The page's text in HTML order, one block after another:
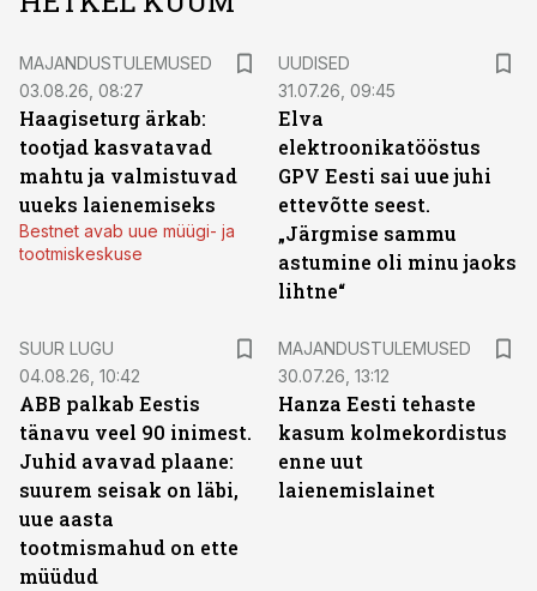
MAJANDUSTULEMUSED
03.08.26, 08:27
Haagiseturg ärkab:
tootjad kasvatavad
mahtu ja valmistuvad
uueks laienemiseks
Bestnet avab uue müügi- ja
tootmiskeskuse
UUDISED
31.07.26, 09:45
Elva
elektroonikatööstus
GPV Eesti sai uue juhi
ettevõtte seest.
„Järgmise sammu
astumine oli minu jaoks
lihtne“
SUUR LUGU
04.08.26, 10:42
ABB palkab Eestis
tänavu veel 90 inimest.
Juhid avavad plaane:
suurem seisak on läbi,
uue aasta
tootmismahud on ette
müüdud
MAJANDUSTULEMUSED
30.07.26, 13:12
Hanza Eesti tehaste
kasum kolmekordistus
enne uut
laienemislainet